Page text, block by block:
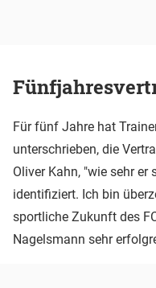
Für fünf Jahre hat
unterschrieben, die
Oliver Kahn, "wie sehr er
identifiziert. Ich bin
sportliche Zukunft des
Nagelsmann sehr